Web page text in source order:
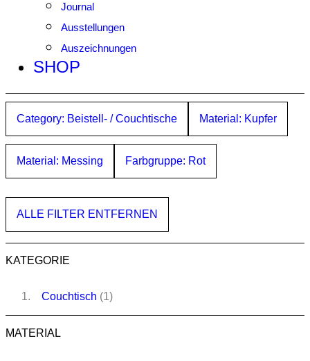
Journal
Ausstellungen
Auszeichnungen
SHOP
Category: Beistell- / Couchtische Material: Kupfer
Material: Messing Farbgruppe: Rot
ALLE FILTER ENTFERNEN
KATEGORIE
Couchtisch (1)
MATERIAL